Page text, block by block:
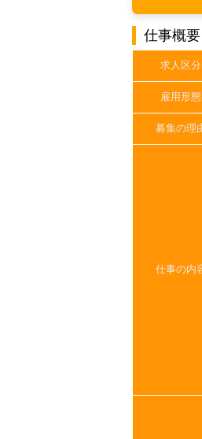
仕事概要
求人区分
雇用形態
募集の理
仕事の内